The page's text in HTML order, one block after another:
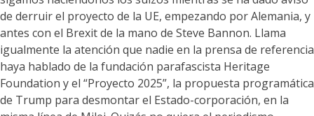
de derruir el proyecto de la UE, empezando por Alemania, y
antes con el Brexit de la mano de Steve Bannon. Llama
igualmente la atención que nadie en la prensa de referencia
haya hablado de la fundación parafascista Heritage
Foundation y el “Proyecto 2025”, la propuesta programática
de Trump para desmontar el Estado-corporación, en la